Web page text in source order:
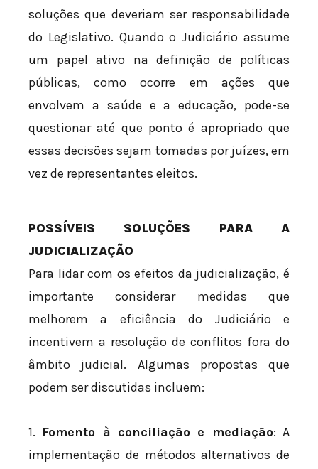
soluções que deveriam ser responsabilidade
do Legislativo. Quando o Judiciário assume
um papel ativo na definição de políticas
públicas, como ocorre em ações que
envolvem a saúde e a educação, pode-se
questionar até que ponto é apropriado que
essas decisões sejam tomadas por juízes, em
vez de representantes eleitos.
POSSÍVEIS SOLUÇÕES PARA A
JUDICIALIZAÇÃO
Para lidar com os efeitos da judicialização, é
importante considerar medidas que
melhorem a eficiência do Judiciário e
incentivem a resolução de conflitos fora do
âmbito judicial. Algumas propostas que
podem ser discutidas incluem:
1. Fomento à conciliação e mediação: A
implementação de métodos alternativos de